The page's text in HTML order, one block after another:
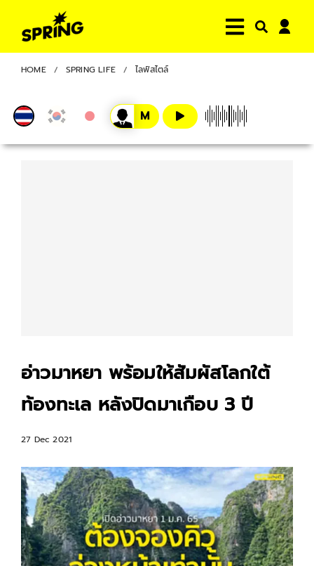
HOME SPRING LIFE ไลฟ์สไตล์
อ่าวมาหยา พร้อมให้สัมผัสโลกใต้
ท้องทะเล หลังปิดมาเกือบ 3 ปี
27 Dec 2021